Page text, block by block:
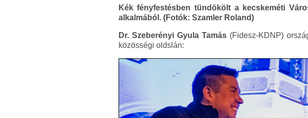
Kék fényfestésben tündökölt a kecskeméti
alkalmából. (Fotók: Szamler Roland)
Dr. Szeberényi Gyula Tamás(Fidesz-KDNP)
közösségi oldslán: